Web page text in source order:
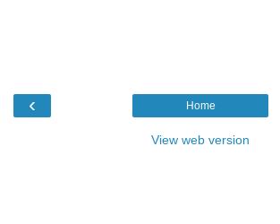
‹ Home
View web version